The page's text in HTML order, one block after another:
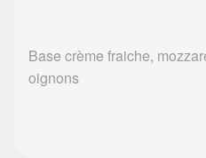
Base crème fraiche,
oignons